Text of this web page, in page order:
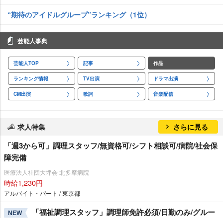
“期待のアイドルグループ”ランキング（1位）
芸能人事典
芸能人TOP 記事 作品
ランキング情報 TV出演 ドラマ出演
CM出演 歌詞 音楽配信
求人特集 さらに見る
「週3から可」調理スタッフ/無資格可/シフト相談可/病院/社会保
障完備
医療法人社団大坪会 北多摩病院
時給1,230円
アルバイト・パート / 東京都
NEW 「福祉調理スタッフ」調理師免許必須/日勤のみ/グルー